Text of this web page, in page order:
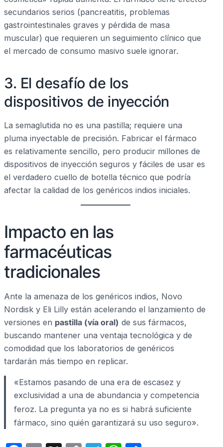
secundarios serios (pancreatitis, problemas
gastrointestinales graves y pérdida de masa
muscular) que requieren un seguimiento clínico que
el mercado de consumo masivo suele ignorar.
3. El desafío de los
dispositivos de inyección
La semaglutida no es una pastilla; requiere una
pluma inyectable de precisión. Fabricar el fármaco
es relativamente sencillo, pero producir millones de
dispositivos de inyección seguros y fáciles de usar es
el verdadero cuello de botella técnico que podría
afectar la calidad de los genéricos indios iniciales.
Impacto en las
farmacéuticas
tradicionales
Ante la amenaza de los genéricos indios, Novo
Nordisk y Eli Lilly están acelerando el lanzamiento de
versiones en pastilla (vía oral) de sus fármacos,
buscando mantener una ventaja tecnológica y de
comodidad que los laboratorios de genéricos
tardarán más tiempo en replicar.
«Estamos pasando de una era de escasez y
exclusividad a una de abundancia y competencia
feroz. La pregunta ya no es si habrá suficiente
fármaco, sino quién garantizará su uso seguro».